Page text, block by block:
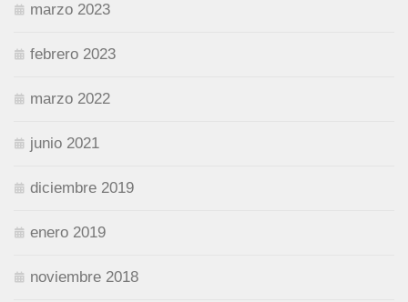
marzo 2023
febrero 2023
marzo 2022
junio 2021
diciembre 2019
enero 2019
noviembre 2018